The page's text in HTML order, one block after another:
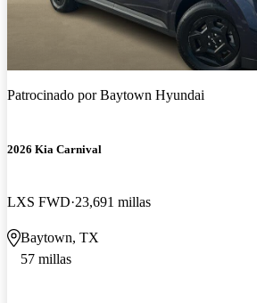
Patrocinado porBaytown Hyundai
2026 Kia Carnival
LXS FWD 23,691 millas
Baytown, TX
57 millas